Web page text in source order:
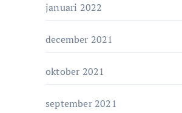
januari 2022
december 2021
oktober 2021
september 2021